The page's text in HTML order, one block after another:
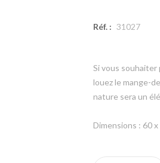
Réf. : 31027
Si vous souhaiter
louez le mange-
nature sera un
Dimensions : 60